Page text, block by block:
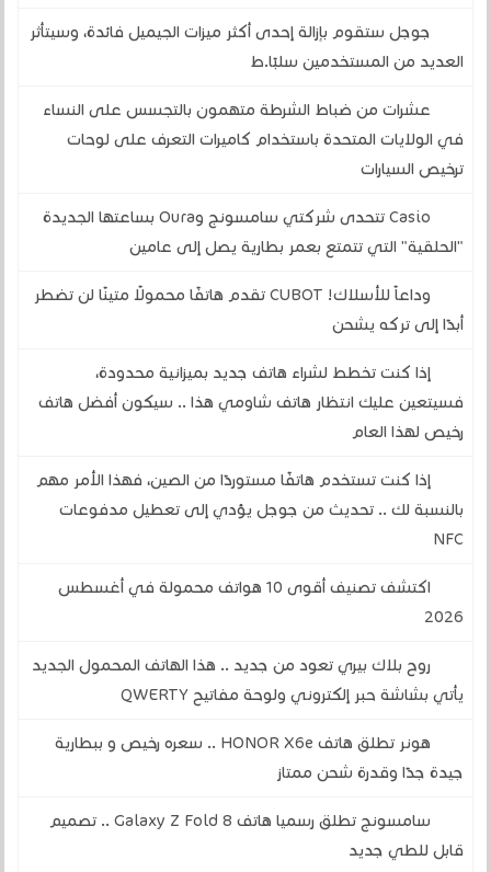
جوجل ستقوم بإزالة إحدى أكثر ميزات الجيميل فائدة، وسيتأثر
العديد من المستخدمين سلبًا.ط
عشرات من ضباط الشرطة متهمون بالتجسس على النساء
في الولايات المتحدة باستخدام كاميرات التعرف على لوحات
ترخيص السيارات
Casio تتحدى شركتي سامسونج وOura بساعتها الجديدة
"الحلقية" التي تتمتع بعمر بطارية يصل إلى عامين
وداعاً للأسلاك! CUBOT تقدم هاتفًا محمولًا متينًا لن تضطر
أبدًا إلى تركه يشحن
إذا كنت تخطط لشراء هاتف جديد بميزانية محدودة،
فسيتعين عليك انتظار هاتف شاومي هذا .. سيكون أفضل هاتف
رخيص لهذا العام
إذا كنت تستخدم هاتفًا مستوردًا من الصين، فهذا الأمر مهم
بالنسبة لك .. تحديث من جوجل يؤدي إلى تعطيل مدفوعات
NFC
اكتشف تصنيف أقوى 10 هواتف محمولة في أغسطس
2026
روح بلاك بيري تعود من جديد .. هذا الهاتف المحمول الجديد
يأتي بشاشة حبر إلكتروني ولوحة مفاتيح QWERTY
هونر تطلق هاتف HONOR X6e .. سعره رخيص و ببطارية
جيدة جدًا وقدرة شحن ممتاز
سامسونج تطلق رسميا هاتف Galaxy Z Fold 8 .. تصميم
قابل للطي جديد